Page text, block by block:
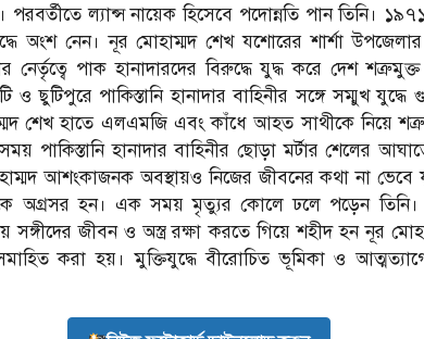
পরবর্তীতে ল্যান্স নায়েক হিসেবে পদোন্নতি পান তিনি।
অংশ নেন। নূর মোহাম্মদ শেখ যশোরের শার্শা
নের্তৃত্বে পাক হানাদারদের বিরুদ্ধে যুদ্ধ করে দেশ
ও ছুটিপুরে পাকিস্তানি হানাদার বাহিনীর সঙ্গে সম্মুখ যুদ্ধে
শেখ হাতে এলএমজি এবং কাঁধে আহত সাথীকে নিয়ে শত্রু
পাকিস্তানি হানাদার বাহিনীর ছোড়া মর্টার শেলের
আশংকাজনক অবস্থায়ও নিজের জীবনের কথা না ভেবে
অগ্রসর হন। এক সময় মৃত্যুর কোলে ঢলে পড়েন তিনি।
সঙ্গীদের জীবন ও অস্ত্র রক্ষা করতে গিয়ে শহীদ হন নূর
করা হয়। মুক্তিযুদ্ধে বীরোচিত ভূমিকা ও আত্মত্যাগের